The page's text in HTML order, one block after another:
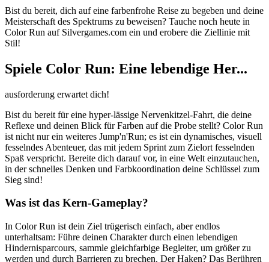
Bist du bereit, dich auf eine farbenfrohe Reise zu begeben und deine
Meisterschaft des Spektrums zu beweisen? Tauche noch heute in
Color Run auf Silvergames.com ein und erobere die Ziellinie mit
Stil!
Spiele Color Run: Eine lebendige Her...
ausforderung erwartet dich!
Bist du bereit für eine hyper-lässige Nervenkitzel-Fahrt, die deine
Reflexe und deinen Blick für Farben auf die Probe stellt? Color Run
ist nicht nur ein weiteres Jump'n'Run; es ist ein dynamisches, visuell
fesselndes Abenteuer, das mit jedem Sprint zum Zielort fesselnden
Spaß verspricht. Bereite dich darauf vor, in eine Welt einzutauchen,
in der schnelles Denken und Farbkoordination deine Schlüssel zum
Sieg sind!
Was ist das Kern-Gameplay?
In Color Run ist dein Ziel trügerisch einfach, aber endlos
unterhaltsam: Führe deinen Charakter durch einen lebendigen
Hindernisparcours, sammle gleichfarbige Begleiter, um größer zu
werden und durch Barrieren zu brechen. Der Haken? Das Berühren